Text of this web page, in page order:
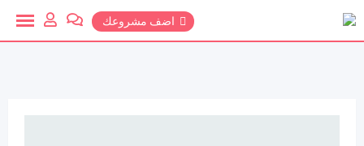
تخطي
اضف مشروعك